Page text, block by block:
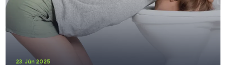
23. Jún 2025